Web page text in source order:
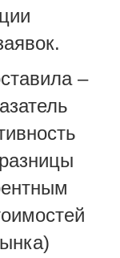
–